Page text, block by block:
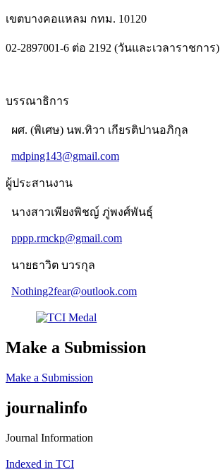
เขตบางคอแหลม กทม. 10120
02-2897001-6 ต่อ 2192 (วันและเวลาราชการ)
บรรณาธิการ
ผศ. (พิเศษ) นพ.ทิวา เกียรติปานอภิกุล
mdping143@gmail.com
ผู้ประสานงาน
นางสาวเพียงพิชญ์ ภู่พงศ์พันธุ์
pppp.rmckp@gmail.com
นายธาวิต บวรกุล
Nothing2fear@outlook.com
Make a Submission
Make a Submission
journalinfo
Journal Information
Indexed in TCI